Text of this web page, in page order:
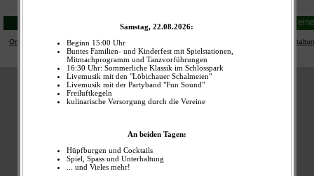
Dobitschen ...
Ortsteilkalender Bevölkerungswarnung
zur mobilen Ansicht wechseln